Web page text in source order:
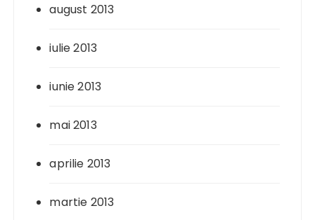
august 2013
iulie 2013
iunie 2013
mai 2013
aprilie 2013
martie 2013